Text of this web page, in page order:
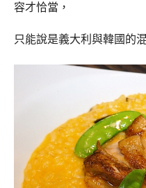
容才恰當，
只能說是義大利與韓國的